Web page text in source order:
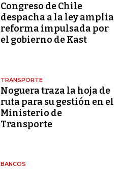
Congreso de Chile
despacha a la ley amplia
reforma impulsada por
el gobierno de Kast
TRANSPORTE
Noguera traza la hoja de
ruta para su gestión en el
Ministerio de
Transporte
BANCOS